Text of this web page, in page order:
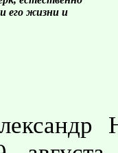
его жизни и